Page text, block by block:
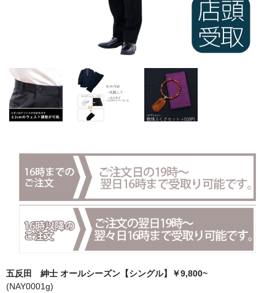
五反田 紳士 オールシーズン【シングル】￥9,800~
(NAY0001g)